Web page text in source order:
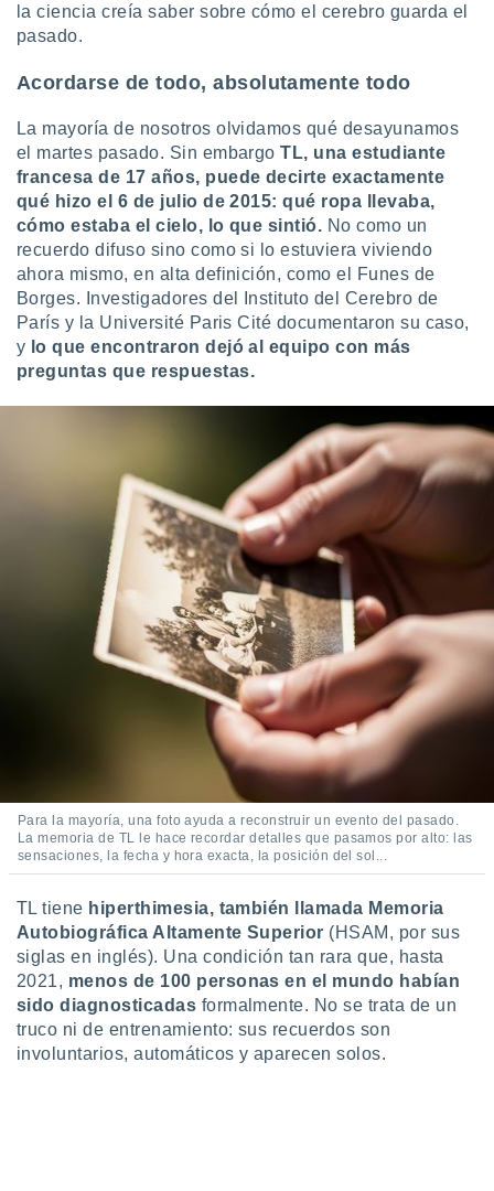
IP
de
traten tus
interés
a lo que
Para
su
u
datos
momento
en
en
en
crear un
uso de
la
contenido
de la
el
del
de
o a través
la ciencia creía saber sobre cómo el cerebro guarda el
pasado.
Acordarse de todo, absolutamente todo
La mayoría de nosotros olvidamos qué desayunamos
el martes pasado. Sin embargoTL, una estudiante
francesa de 17 años, puede decirte exactamente
qué hizo el 6 de julio de 2015: qué ropa llevaba,
cómo estaba el cielo, lo que sintió. No como un
recuerdo difuso sino como si lo estuviera viviendo
ahora mismo, en alta definición, como el Funes de
Borges. Investigadores del Instituto del Cerebro de
París y la Université Paris Cité documentaron su caso,
y lo que encontraron dejó al equipo con más
preguntas que respuestas.
Para la mayoría, una foto ayuda a reconstruir un evento del pasado.
La memoria de TL le hace recordar detalles que pasamos por alto: las
sensaciones, la fecha y hora exacta, la posición del sol...
TL tiene hiperthimesia, también llamada Memoria
Autobiográfica Altamente Superior (HSAM, por sus
siglas en inglés). Una condición tan rara que, hasta
2021, menos de 100 personas en el mundo habían
sido diagnosticadas formalmente. No se trata de un
truco ni de entrenamiento: sus recuerdos son
involuntarios, automáticos y aparecen solos.